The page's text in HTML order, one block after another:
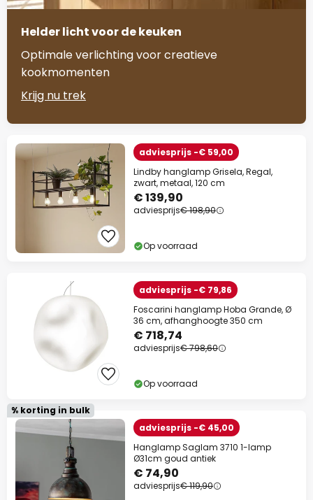
Helder licht voor de keuken
Optimale verlichting voor creatieve
kookmomenten
Krijg nu trek
adviesprijs -€ 59,00
Lindby hanglamp Grisela, Regal,
zwart, metaal, 120 cm
€ 139,90
adviesprijs€ 198,90
Op voorraad
adviesprijs -€ 79,86
Foscarini hanglamp Hoba Grande, Ø
36 cm, afhanghoogte 350 cm
€ 718,74
adviesprijs€ 798,60
Op voorraad
% korting in bulk
adviesprijs -€ 45,00
Hanglamp Saglam 3710 1-lamp
Ø31cm goud antiek
€ 74,90
adviesprijs€ 119,90